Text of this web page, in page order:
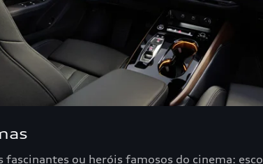
fascinantes ou heróis famosos do cinema: